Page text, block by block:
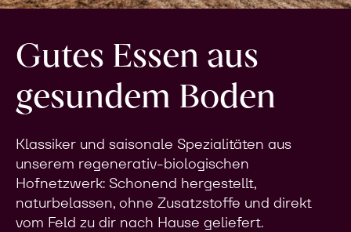
Gutes Essen aus
gesundem Boden
Klassiker und saisonale Spezialitäten aus
unserem regenerativ-biologischen
Hofnetzwerk: Schonend hergestellt,
naturbelassen, ohne Zusatzstoffe und direkt
vom Feld zu dir nach Hause geliefert.